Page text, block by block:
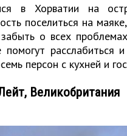
в Хорватии на
поселиться на
о всех
расслабиться
персон с кухней и
Великобритания